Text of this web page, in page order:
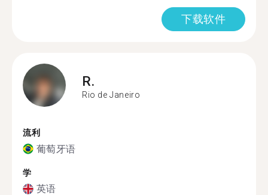
下载软件
R.
Rio de Janeiro
流利
葡萄牙语
学
英语